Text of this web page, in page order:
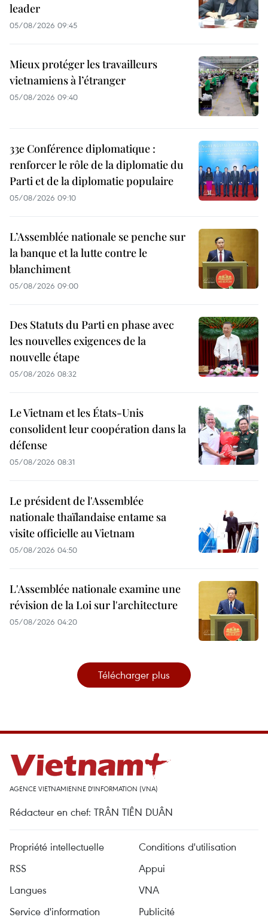
leader
05/08/2026 09:45
Mieux protéger les travailleurs
vietnamiens à l’étranger
05/08/2026 09:40
33e Conférence diplomatique :
renforcer le rôle de la diplomatie du
Parti et de la diplomatie populaire
05/08/2026 09:10
L’Assemblée nationale se penche sur
la banque et la lutte contre le
blanchiment
05/08/2026 09:00
Des Statuts du Parti en phase avec
les nouvelles exigences de la
nouvelle étape
05/08/2026 08:32
Le Vietnam et les États-Unis
consolident leur coopération dans la
défense
05/08/2026 08:31
Le président de l'Assemblée
nationale thaïlandaise entame sa
visite officielle au Vietnam
05/08/2026 04:50
L'Assemblée nationale examine une
révision de la Loi sur l'architecture
05/08/2026 04:20
Télécharger plus
AGENCE VIETNAMIENNE D'INFORMATION (VNA)
Rédacteur en chef: TRÂN TIÊN DUÂN
Propriété intellectuelle
Conditions d'utilisation
RSS
Appui
Langues
VNA
Service d'information
Publicité